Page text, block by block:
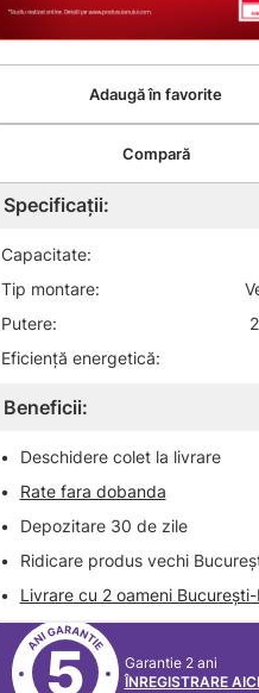
Specificații:
Capacitate:
Tip montare:
Putere:
Eficiență energetică:
Beneficii:
•
Deschidere colet la livrare
•
Rate fara dobanda
•
Depozitare 30 de zile
•
Ridicare produs vechi
•
Livrare cu 2 oameni
5
Garantie 2 ani
ÎNREGISTRARE AICI
Adaugă în favorite
Compară